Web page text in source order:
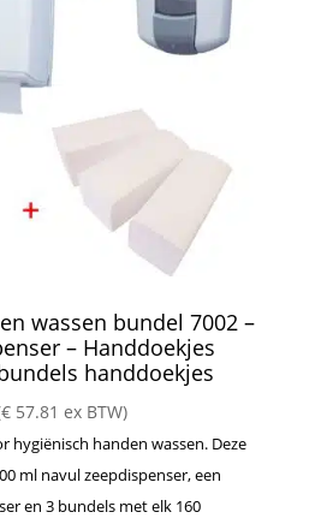
wassen bundel 7002 –
– Handdoekjes
handdoekjes
€57.81 ex BTW)
hygiënisch handen wassen. Deze
ml navul zeepdispenser, een
en 3 bundels met elk 160